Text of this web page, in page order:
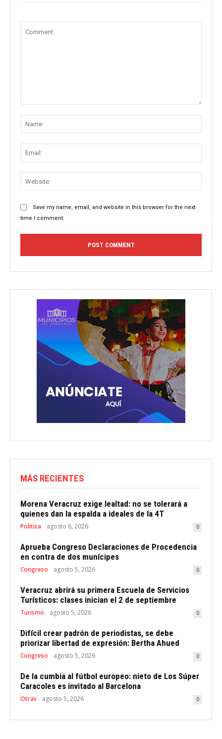
Save my name, email, and website in this browser for the next
time I comment.
MÁS RECIENTES
Morena Veracruz exige lealtad: no se tolerará a
quienes dan la espalda a ideales de la 4T
Politica agosto 6, 2026 0
Aprueba Congreso Declaraciones de Procedencia
en contra de dos munícipes
Congreso agosto 5, 2026 0
Veracruz abrirá su primera Escuela de Servicios
Turísticos: clases inician el 2 de septiembre
Turismo agosto 5, 2026 0
Difícil crear padrón de periodistas, se debe
priorizar libertad de expresión: Bertha Ahued
Congreso agosto 5, 2026 0
De la cumbia al fútbol europeo: nieto de Los Súper
Caracoles es invitado al Barcelona
Otras agosto 5, 2026 0